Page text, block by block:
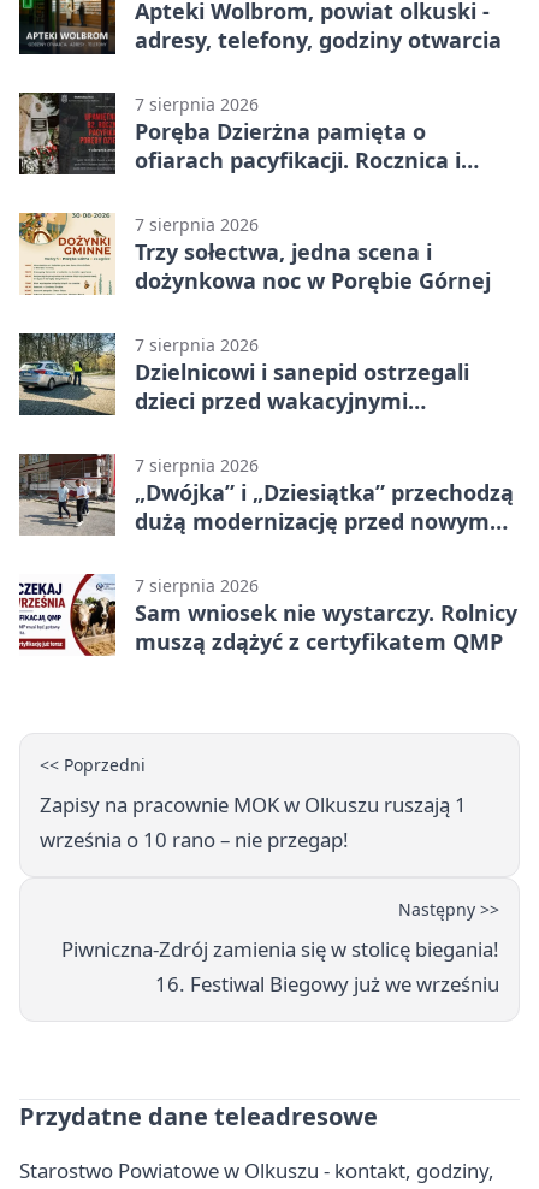
Apteki Wolbrom, powiat olkuski -
adresy, telefony, godziny otwarcia
7 sierpnia 2026
Poręba Dzierżna pamięta o
ofiarach pacyfikacji. Rocznica i
7 sierpnia 2026
Trzy sołectwa, jedna scena i
dożynkowa noc w Porębie Górnej
7 sierpnia 2026
Dzielnicowi i sanepid ostrzegali
dzieci przed wakacyjnymi
7 sierpnia 2026
„Dwójka” i „Dziesiątka” przechodzą
dużą modernizację przed nowym
7 sierpnia 2026
Sam wniosek nie wystarczy. Rolnicy
muszą zdążyć z certyfikatem QMP
<< Poprzedni
Zapisy na pracownie MOK w Olkuszu ruszają 1
września o 10 rano – nie przegap!
Następny >>
Piwniczna-Zdrój zamienia się w stolicę biegania!
16. Festiwal Biegowy już we wrześniu
Przydatne dane teleadresowe
Starostwo Powiatowe w Olkuszu - kontakt, godziny,